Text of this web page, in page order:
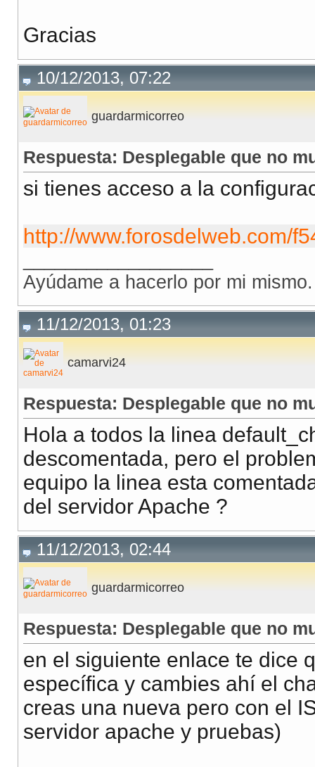
Gracias
10/12/2013, 07:22
guardarmicorreo
Respuesta: Desplegable que no
si tienes acceso a la
http://www.forosdelweb.com/
Ayúdame a hacerlo por mi mismo.
11/12/2013, 01:23
camarvi24
Respuesta: Desplegable que no
Hola a todos la linea
descomentada, pero el
equipo la linea esta
del servidor Apache ?
11/12/2013, 02:44
guardarmicorreo
Respuesta: Desplegable que no
en el siguiente enlace te dice
específica y cambies ahí el
creas una nueva pero con el
servidor apache y pruebas)